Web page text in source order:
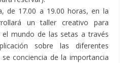
de 17.00 a 19.00 horas, en la
un taller creativo para
el mundo de las setas a través
sobre las diferentes
conciencia de la importancia